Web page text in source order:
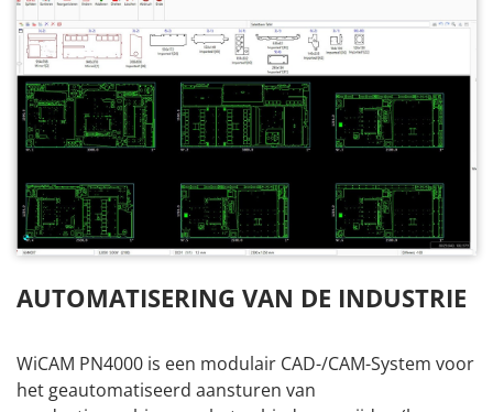
AUTOMATISERING VAN DE INDUSTRIE
WiCAM PN4000 is een modulair CAD-/CAM-System voor
het geautomatiseerd aansturen van